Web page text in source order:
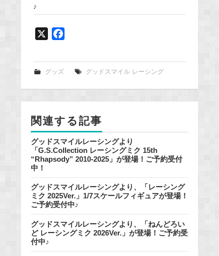
♪
k
グッズ グッドスマイル レーシング
関連する記事
グッドスマイルレーシングより
「G.S.Collection レーシングミク 15th
“Rhapsody” 2010-2025」が登場！ご予約受付
中！
グッドスマイルレーシングより、「レーシング
ミク 2025Ver.」1/7スケールフィギュアが登場！
ご予約受付中♪
グッドスマイルレーシングより、「ねんどろい
ど レーシングミク 2026Ver.」が登場！ご予約受
付中♪